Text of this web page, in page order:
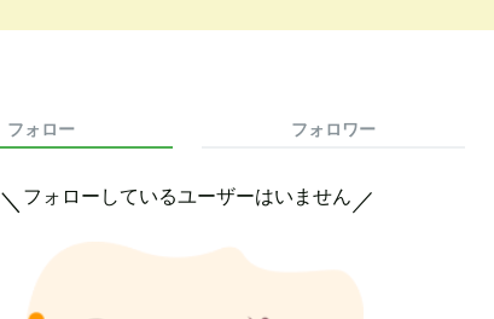
フォロー フォロワー
＼ フォローしているユーザーはいません ／